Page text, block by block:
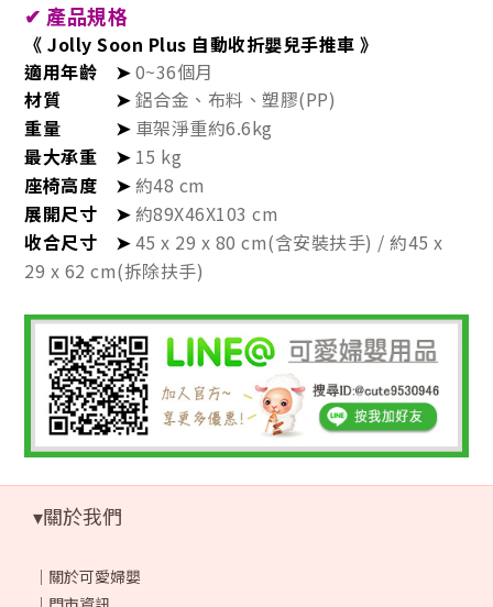
✔ 產品規格
《 Jolly Soon Plus 自動收折嬰兒手推車 》
適用年齡 ➤0~36個月
材質 ➤鋁合金、布料、塑膠(PP)
重量 ➤ 車架淨重約6.6kg
最大承重 ➤ 15 kg
座椅高度 ➤約48 cm
展開尺寸 ➤約89X46X103 cm
收合尺寸 ➤45 x 29 x 80 cm(含安裝扶手) / 約45 x
29 x 62 cm(拆除扶手)
▾關於我們
｜ 關於可愛婦嬰